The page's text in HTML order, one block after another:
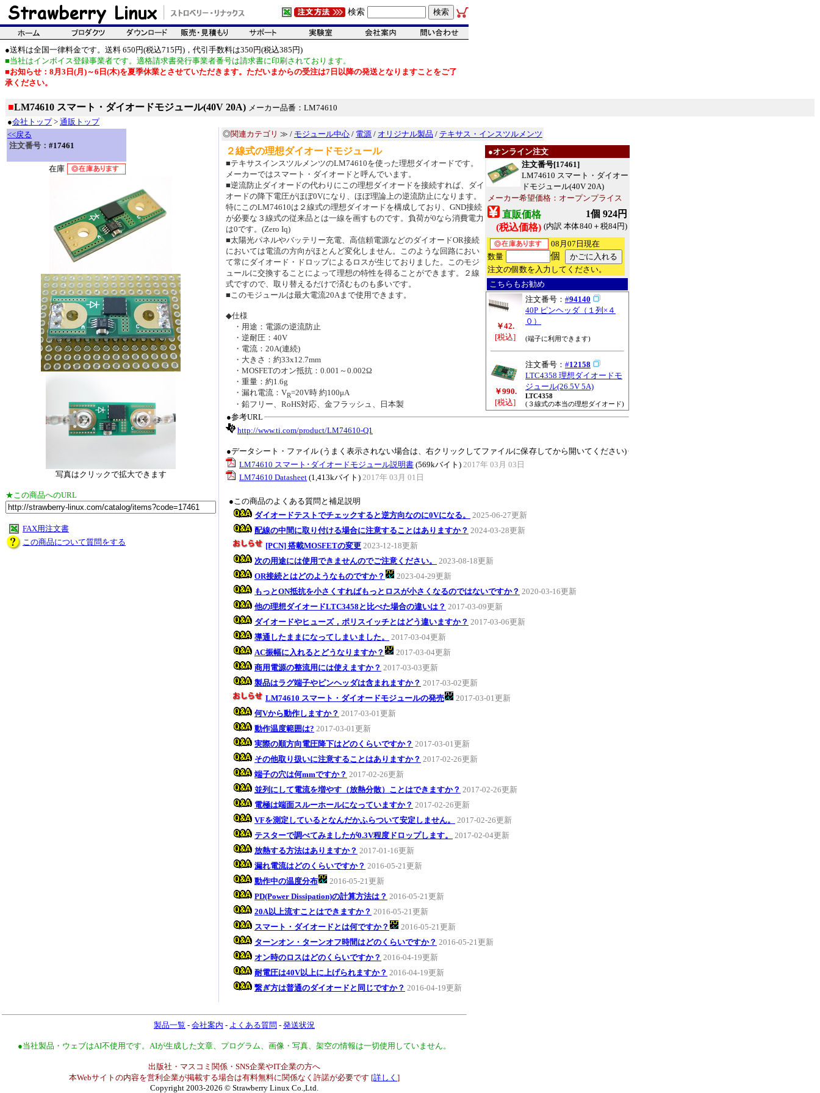
検索
●送料は全国一律料金です。送料 650円(税込715円)，代引手数料は350円(税込385円)
■当社はインボイス登録事業者です。適格請求書発行事業者番号は請求書に印刷されております。
■お知らせ：8月3日(月)～6日(木)を夏季休業とさせていただきます。ただいまからの受注は7日以降の発送となりますことをご了
承ください。
■LM74610 スマート・ダイオードモジュール(40V 20A) メーカー品番：LM74610
●会社トップ> 通販トップ
<<戻る
注文番号： #17461
在庫
写真はクリックで拡大できます
★この商品へのURL
FAX用注文書
この商品について質問をする
◎関連カテゴリ ≫ / モジュール中心 / 電源 / オリジナル製品 / テキサス・インスツルメンツ
●オンライン注文
注文番号[17461]
LM74610 スマート・ダイオー
ドモジュール(40V 20A)
メーカー希望価格：オープンプライス
直販価格
(税込価格)
1個 924円
(内訳 本体840＋税84円)
08月07日現在
数量
個
注文の個数を入力してください。
こちらもお勧め
￥42.
[税込]
注文番号： #94140
40P ピンヘッダ（１列×４
０）
(端子に利用できます)
￥990.
[税込]
注文番号： #12158
LTC4358 理想ダイオードモ
ジュール(26.5V 5A)
LTC4358
(３線式の本当の理想ダイオード)
２線式の理想ダイオードモジュール
■テキサスインスツルメンツのLM74610を使った理想ダイオードです。
メーカーではスマート・ダイオードと呼んでいます。
■逆流防止ダイオードの代わりにこの理想ダイオードを接続すれば、ダイ
オードの降下電圧がほぼ0Vになり、ほぼ理論上の逆流防止になります。
特にこのLM74610は２線式の理想ダイオードを構成しており、GND接続
が必要な３線式の従来品とは一線を画すものです。負荷が0なら消費電力
は0です。(Zero Iq)
■太陽光パネルやバッテリー充電、高信頼電源などのダイオードOR接続
においては電流の方向がほとんど変化しません。このような回路におい
て常にダイオード・ドロップによるロスが生じておりました。このモジ
ュールに交換することによって理想の特性を得ることができます。２線
式ですので、取り替えるだけで済むものも多いです。
■このモジュールは最大電流20Aまで使用できます。
◆仕様
・用途：電源の逆流防止
・逆耐圧：40V
・電流：20A(連続)
・大きさ：約33x12.7mm
・MOSFETのオン抵抗：0.001～0.002Ω
・重量：約1.6g
・漏れ電流：VR=20V時 約100μA
・鉛フリー、RoHS対応、金フラッシュ、日本製
●参考URL
http://www.ti.com/product/LM74610-Q1
●データシート・ファイル (うまく表示されない場合は、右クリックしてファイルに保存してから開いてください)
LM74610 スマート･ダイオードモジュール説明書 (569kバイト) 2017年 03月 03日
LM74610 Datasheet (1,413kバイト) 2017年 03月 01日
●この商品のよくある質問と補足説明
ダイオードテストでチェックすると逆方向なのに0Vになる。
2025-06-27更新
配線の中間に取り付ける場合に注意することはありますか？ 2024-03-28更新
[PCN] 搭載MOSFETの変更 2023-12-18更新
次の用途には使用できませんのでご注意ください。
2023-08-18更新
OR接続とはどのようなものですか？
2023-04-29更新
もっとON抵抗を小さくすればもっとロスが小さくなるのではないですか？ 2020-03-16更新
他の理想ダイオードLTC3458と比べた場合の違いは？ 2017-03-09更新
ダイオードやヒューズ，ポリスイッチとはどう違いますか？ 2017-03-06更新
導通したままになってしまいました。
2017-03-04更新
AC振幅に入れるとどうなりますか？
2017-03-04更新
商用電源の整流用には使えますか？ 2017-03-03更新
製品はラグ端子やピンヘッダは含まれますか？ 2017-03-02更新
LM74610 スマート・ダイオードモジュールの発売
2017-03-01更新
何Vから動作しますか？ 2017-03-01更新
動作温度範囲は? 2017-03-01更新
実際の順方向電圧降下はどのくらいですか？ 2017-03-01更新
その他取り扱いに注意することはありますか？ 2017-02-26更新
端子の穴は何mmですか？ 2017-02-26更新
並列にして電流を増やす（放熱分散）ことはできますか？ 2017-02-26更新
電極は端面スルーホールになっていますか？ 2017-02-26更新
VFを測定しているとなんだかふらついて安定しません。
2017-02-26更新
テスターで調べてみましたが0.3V程度ドロップします。
2017-02-04更新
放熱する方法はありますか？ 2017-01-16更新
漏れ電流はどのくらいですか？ 2016-05-21更新
動作中の温度分布
2016-05-21更新
PD(Power Dissipation)の計算方法は？ 2016-05-21更新
20A以上流すことはできますか？ 2016-05-21更新
スマート・ダイオードとは何ですか？
2016-05-21更新
ターンオン・ターンオフ時間はどのくらいですか？ 2016-05-21更新
オン時のロスはどのくらいですか？ 2016-04-19更新
耐電圧は40V以上に上げられますか？ 2016-04-19更新
繋ぎ方は普通のダイオードと同じですか？ 2016-04-19更新
製品一覧 - 会社案内 - よくある質問 - 発送状況
●当社製品・ウェブはAI不使用です。AIが生成した文章、プログラム、画像・写真、架空の情報は一切使用していません。
出版社・マスコミ関係・SNS企業やIT企業の方へ
本Webサイトの内容を営利企業が掲載する場合は有料無料に関係なく許諾が必要です [詳しく ]
Copyright 2003-2026 © Strawberry Linux Co.,Ltd.